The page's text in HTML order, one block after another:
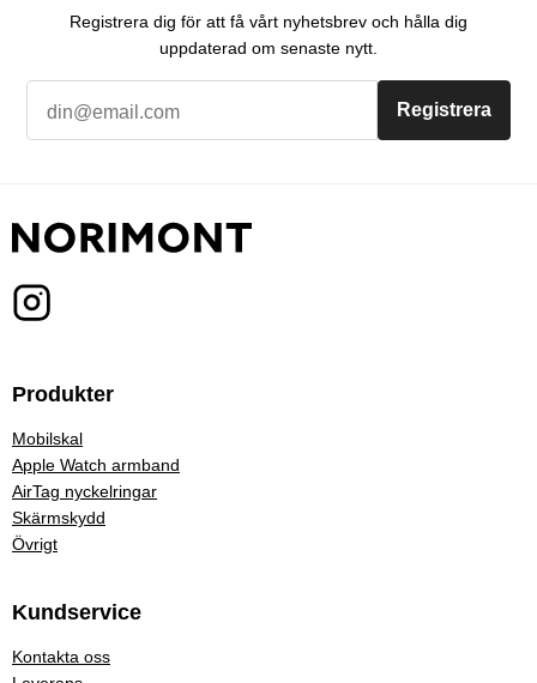
Registrera dig för att få vårt nyhetsbrev och hålla dig
uppdaterad om senaste nytt.
Registrera
Produkter
Mobilskal
Apple Watch armband
AirTag nyckelringar
Skärmskydd
Övrigt
Kundservice
Kontakta oss